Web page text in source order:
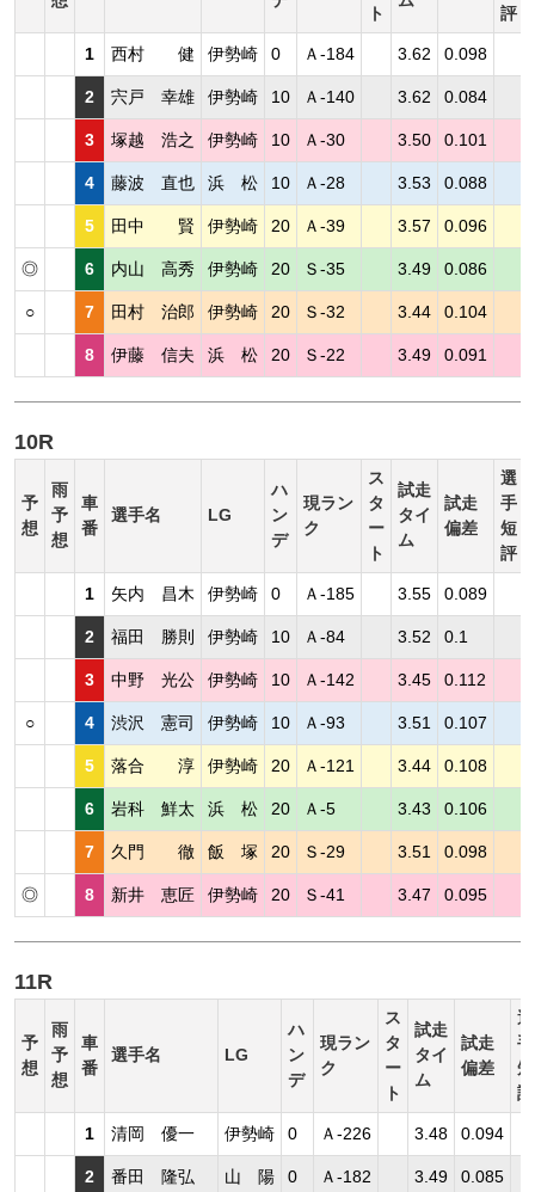
ト
評
1 西村 健 伊勢崎 0 Ａ-184 3.62 0.098
2 宍戸 幸雄 伊勢崎 10 Ａ-140 3.62 0.084
3 塚越 浩之 伊勢崎 10 Ａ-30 3.50 0.101
4 藤波 直也 浜 松 10 Ａ-28 3.53 0.088
5 田中 賢 伊勢崎 20 Ａ-39 3.57 0.096
◎ 6 内山 高秀 伊勢崎 20 Ｓ-35 3.49 0.086
○ 7 田村 治郎 伊勢崎 20 Ｓ-32 3.44 0.104
8 伊藤 信夫 浜 松 20 Ｓ-22 3.49 0.091
10R
予
想
雨
予
想
車
番
選手名 LG
ハ
ン
デ
現ラン
ク
ス
タ
ー
ト
試走
タイ
ム
試走
偏差
選
手
短
評
1 矢内 昌木 伊勢崎 0 Ａ-185 3.55 0.089
2 福田 勝則 伊勢崎 10 Ａ-84 3.52 0.1
3 中野 光公 伊勢崎 10 Ａ-142 3.45 0.112
○ 4 渋沢 憲司 伊勢崎 10 Ａ-93 3.51 0.107
5 落合 淳 伊勢崎 20 Ａ-121 3.44 0.108
6 岩科 鮮太 浜 松 20 Ａ-5 3.43 0.106
7 久門 徹 飯 塚 20 Ｓ-29 3.51 0.098
◎ 8 新井 恵匠 伊勢崎 20 Ｓ-41 3.47 0.095
11R
予
想
雨
予
想
車
番
選手名 LG
ハ
ン
デ
現ラン
ク
ス
タ
ー
ト
試走
タイ
ム
試走
偏差
選
手
短
評
1 清岡 優一 伊勢崎 0 Ａ-226 3.48 0.094
2 番田 隆弘 山 陽 0 Ａ-182 3.49 0.085